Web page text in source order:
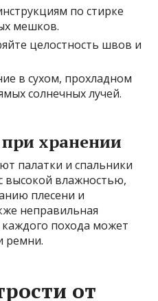
по стирке
мешков.
целостность швов и
в сухом, прохладном
солнечных лучей.
хранении
палатки и спальники
высокой влажностью,
плесени и
неправильная
похода может
ремни.
от